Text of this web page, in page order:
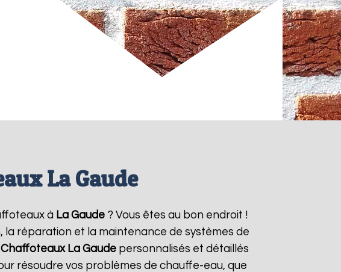
La Gaude
à La Gaude? Vous êtes au bon endroit !
réparation et la maintenance de systèmes de
La Gaudepersonnalisés et détaillés
résoudre vos problèmes de chauffe-eau, que